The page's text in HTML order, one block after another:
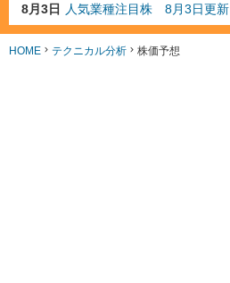
8月3日
人気業種注目株 8月3日更新
8月2日 金融注目株 8月2日更新
7月29日 日経225シグナル点灯
HOME テクニカル分析 株価予想